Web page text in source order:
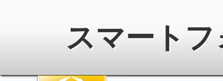
スマート